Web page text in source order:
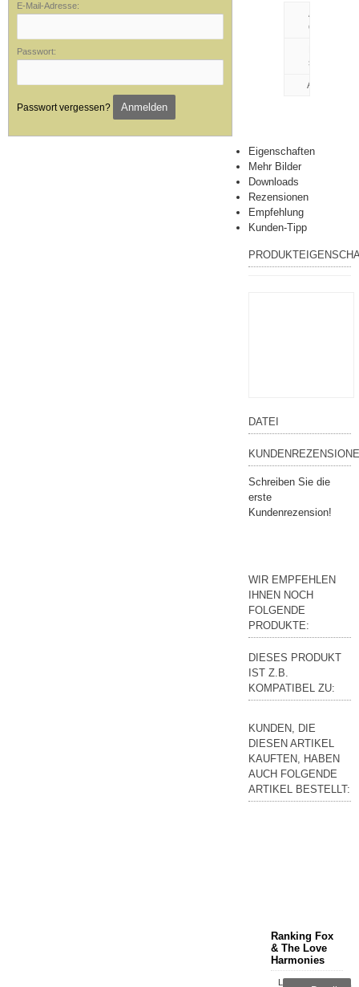
drucken
schreiben
Eigenschaften
Mehr Bilder
Downloads
Rezensionen
Empfehlung
Kunden-Tipp
DATEI
Schreiben Sie die
erste
Kundenrezension!
WIR EMPFEHLEN
IHNEN NOCH
FOLGENDE
PRODUKTE:
DIESES PRODUKT
IST Z.B.
KOMPATIBEL ZU:
KUNDEN, DIE
DIESEN ARTIKEL
KAUFTEN, HABEN
AUCH FOLGENDE
ARTIKEL BESTELLT:
Ranking Fox
& The Love
Harmonies
Lieferzeit:
E-Mail-Adresse:
Passwort:
Passwort vergessen? Anmelden